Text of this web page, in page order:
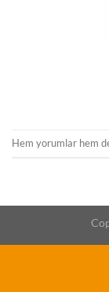
Hem yorumlar hem